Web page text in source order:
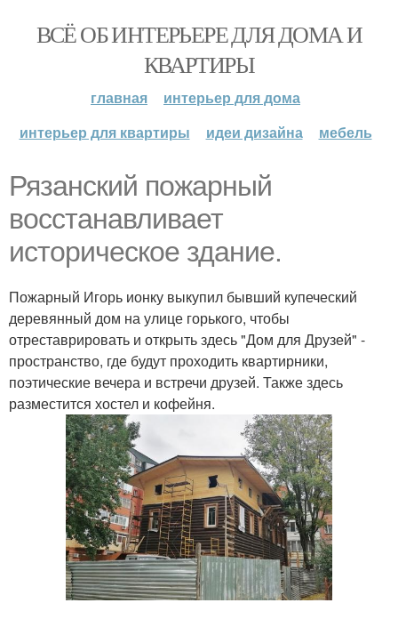
ВСЁ ОБ ИНТЕРЬЕРЕ ДЛЯ ДОМА И
КВАРТИРЫ
главная
интерьер для дома
интерьер для квартиры
идеи дизайна мебель
Рязанский пожарный
восстанавливает
историческое здание.
Пожарный Игорь ионку выкупил бывший купеческий
деревянный дом на улице горького, чтобы
отреставрировать и открыть здесь "Дом для Друзей" -
пространство, где будут проходить квартирники,
поэтические вечера и встречи друзей. Также здесь
разместится хостел и кофейня.